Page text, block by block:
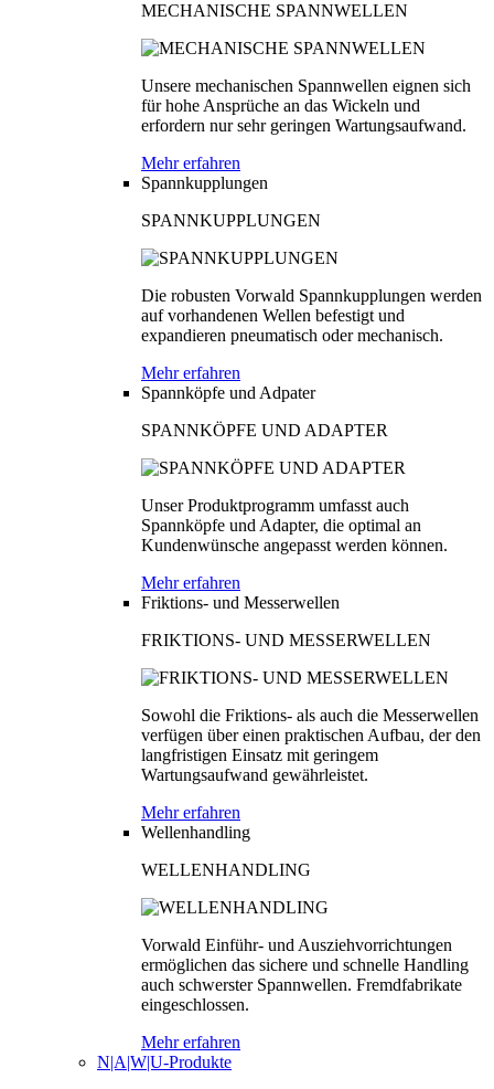
MECHANISCHE SPANNWELLEN
Unsere mechanischen Spannwellen eignen sich
für hohe Ansprüche an das Wickeln und
erfordern nur sehr geringen Wartungsaufwand.
Mehr erfahren
Spannkupplungen
SPANNKUPPLUNGEN
Die robusten Vorwald Spannkupplungen werden
auf vorhandenen Wellen befestigt und
expandieren pneumatisch oder mechanisch.
Mehr erfahren
Spannköpfe und Adpater
SPANNKÖPFE UND ADAPTER
Unser Produktprogramm umfasst auch
Spannköpfe und Adapter, die optimal an
Kundenwünsche angepasst werden können.
Mehr erfahren
Friktions- und Messerwellen
FRIKTIONS- UND MESSERWELLEN
Sowohl die Friktions- als auch die Messerwellen
verfügen über einen praktischen Aufbau, der den
langfristigen Einsatz mit geringem
Wartungsaufwand gewährleistet.
Mehr erfahren
Wellenhandling
WELLENHANDLING
Vorwald Einführ- und Ausziehvorrichtungen
ermöglichen das sichere und schnelle Handling
auch schwerster Spannwellen. Fremdfabrikate
eingeschlossen.
Mehr erfahren
N|A|W|U-Produkte